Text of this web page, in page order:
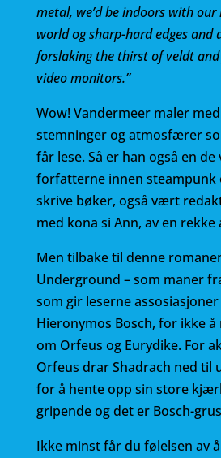
metal, we’d be indoors with our
world og sharp-hard edges and
forslaking the thirst of veldt
video monitors.”
Wow! Vandermeer maler
stemninger og atmosfærer
får lese. Så er han også en
forfatterne innen steampunk
skrive bøker, også vært
med kona si Ann, av en
Men tilbake til denne
Underground – som maner
som gir leserne
Hieronymos Bosch, for ikke å
om Orfeus og Eurydike. For
Orfeus drar Shadrach ned til
for å hente opp sin store
gripende og det er Bosch-
Ikke minst får du følelsen av